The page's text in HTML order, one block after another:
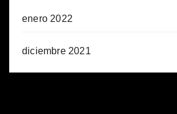
enero 2022
diciembre 2021